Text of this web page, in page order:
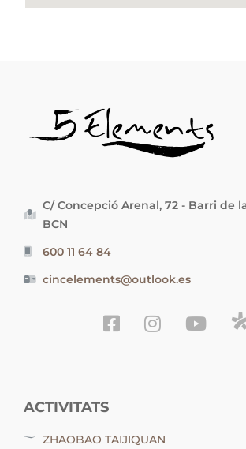
C/ Concepció Arenal, 72 - Barri de
BCN
600 11 64 84
cincelements@outlook.es
ACTIVITATS
ZHAOBAO TAIJIQUAN